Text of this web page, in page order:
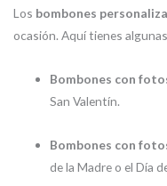
Los bombones
ocasión. Aquí tienes
Bombones con
San Valentín.
Bombones con
de la Madre o el Día